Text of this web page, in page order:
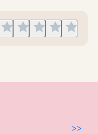
Give
5
Give
4
Give
3
Give
2
Give
1
>>